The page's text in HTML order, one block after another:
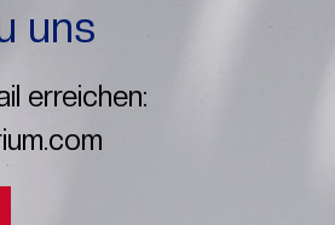
uns
erreichen: